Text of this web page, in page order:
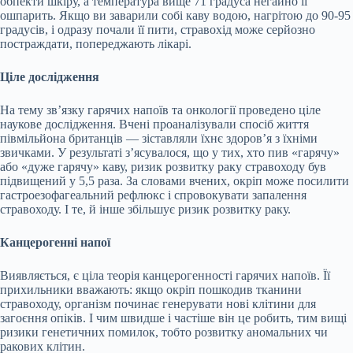
ошпарить. Якщо ви заварили собі каву водою, нагрітою до 90-95
градусів, і одразу почали її пити, стравохід може серйозно
постраждати, попереджають лікарі.
Ціле дослідження
На тему зв’язку гарячих напоїв та онкології проведено ціле
наукове дослідження. Вчені проаналізували спосіб життя
півмільйона британців — зіставляли їхнє здоров’я з їхніми
звичками. У результаті з’ясувалося, що у тих, хто пив «гарячу»
або «дуже гарячу» каву, ризик розвитку раку стравоходу був
підвищений у 5,5 раза. За словами вчених, окріп може посилити
гастроезофагеальний рефлюкс і спровокувати запалення
стравоходу. І те, й інше збільшує ризик розвитку раку.
Канцерогенні напої
Виявляється, є ціла теорія канцерогенності гарячих напоїв. Її
прихильники вважають: якщо окріп пошкодив тканини
стравоходу, організм починає генерувати нові клітини для
загоєння опіків. І чим швидше і частіше він це робить, тим вищі
ризики генетичних помилок, тобто розвитку аномальних чи
ракових клітин.